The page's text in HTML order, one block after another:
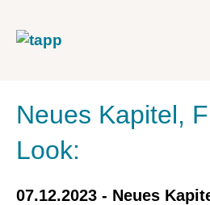
Neues Kapitel,
Look:
07.12.2023 - Neues